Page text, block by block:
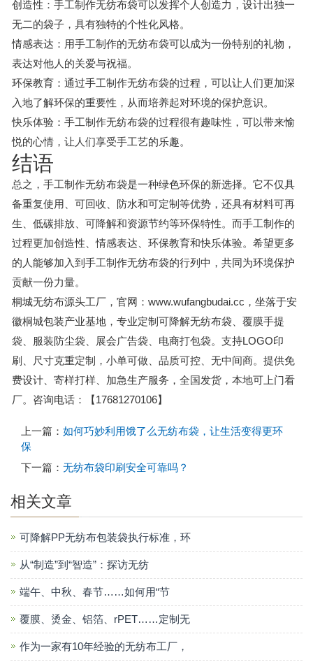
创造性：手工制作无纺布袋可以发挥个人创造力，设计出独一
无二的袋子，具有独特的个性化风格。
情感表达：用手工制作的无纺布袋可以成为一份特别的礼物，
表达对他人的关爱与祝福。
环保教育：通过手工制作无纺布袋的过程，可以让人们更加深
入地了解环保的重要性，从而培养起对环境的保护意识。
快乐体验：手工制作无纺布袋的过程很有趣味性，可以带来愉
悦的心情，让人们享受手工艺的乐趣。
结语
总之，手工制作无纺布袋是一种绿色环保的新选择。它不仅具
备重复使用、可回收、防水和可定制等优势，还具有材料可再
生、低碳排放、可降解和资源节约等环保特性。而手工制作的
过程更加创造性、情感表达、环保教育和快乐体验。希望更多
的人能够加入到手工制作无纺布袋的行列中，共同为环境保护
贡献一份力量。
桐城无纺布源头工厂，官网：www.wufangbudai.cc，坐落于安
徽桐城包装产业基地，专业定制可降解无纺布袋、覆膜手提
袋、服装防尘袋、展会广告袋、电商打包袋。支持LOGO印
刷、尺寸克重定制，小单可做、品质可控、无中间商。提供免
费设计、寄样打样、加急生产服务，全国发货，本地可上门看
厂。咨询电话：【17681270106】
上一篇： 如何巧妙利用饿了么无纺布袋，让生活变得更环
保
下一篇： 无纺布袋印刷安全可靠吗？
相关文章
可降解PP无纺布包装袋执行标准，环
从“制造”到“智造”：探访无纺
端午、中秋、春节……如何用“节
覆膜、烫金、铝箔、rPET……定制无
作为一家有10年经验的无纺布工厂，